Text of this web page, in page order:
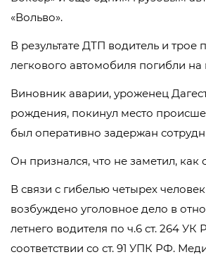
«Вольво».
В результате ДТП водитель и трое
легкового автомобиля погибли на
Виновник аварии, уроженец
рождения, покинул место
был оперативно задержан
Он признался, что не заметил, как
В связи с гибелью четырех
возбуждено уголовное дело в
летнего водителя по ч.6 ст. 264
соответствии со ст. 91 УПК РФ.